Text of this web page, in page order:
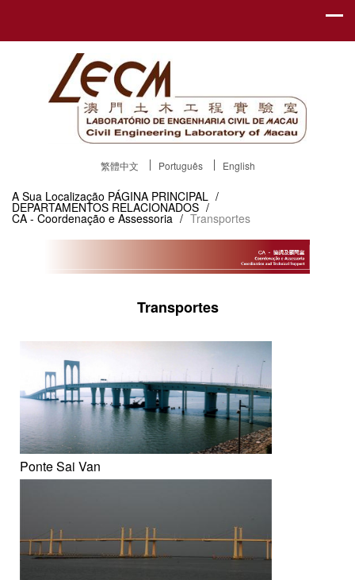
繁體中文 Português English
A Sua Localização PÁGINA PRINCIPAL /
DEPARTAMENTOS RELACIONADOS /
CA - Coordenação e Assessoria / Transportes
Transportes
Ponte Sai Van